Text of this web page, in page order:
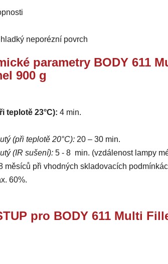
neporézní povrch
parametry BODY 611
900 g
teplotě 23°C): 4 min.
(při teplotě 20°C): 20 – 30 min.
(IR sušení): 5 - 8 min. (vzdálenost lampy
měsíců při vhodných skladovacích
60%.
pro BODY 611 Multi